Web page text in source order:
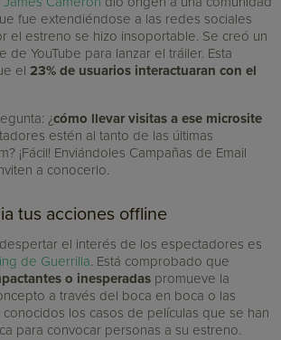
fue extendiéndose a las redes sociales
el estreno se hizo insoportable. Se creó un
de YouTube para lanzar el tráiler. Esta
el23% de usuarios interactuaran con el
¿cómo llevar visitas a ese microsite
estén al tanto de las últimas
¡Fácil! Enviándoles Campañas de Email
a conocerlo.
tus acciones offline
el interés de los espectadores es
de Guerrilla. Está comprobado que
o inesperadas promueve la
a través del boca en boca o las
los casos de películas que se han
para convocar personas a su estreno.